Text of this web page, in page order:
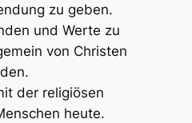
zu geben.
und Werte zu
von Christen
der religiösen
heute.